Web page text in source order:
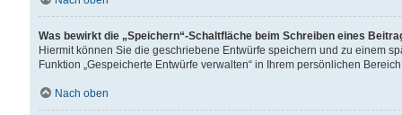
Was bewirkt die „Speichern“-Schaltfläche beim Schreiben eines
Hiermit können Sie die geschriebene Entwürfe speichern und zu einem
Funktion „Gespeicherte Entwürfe verwalten“ in Ihrem persönlichen
Nach oben